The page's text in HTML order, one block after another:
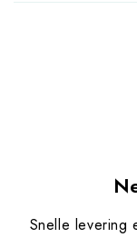
Snelle levering